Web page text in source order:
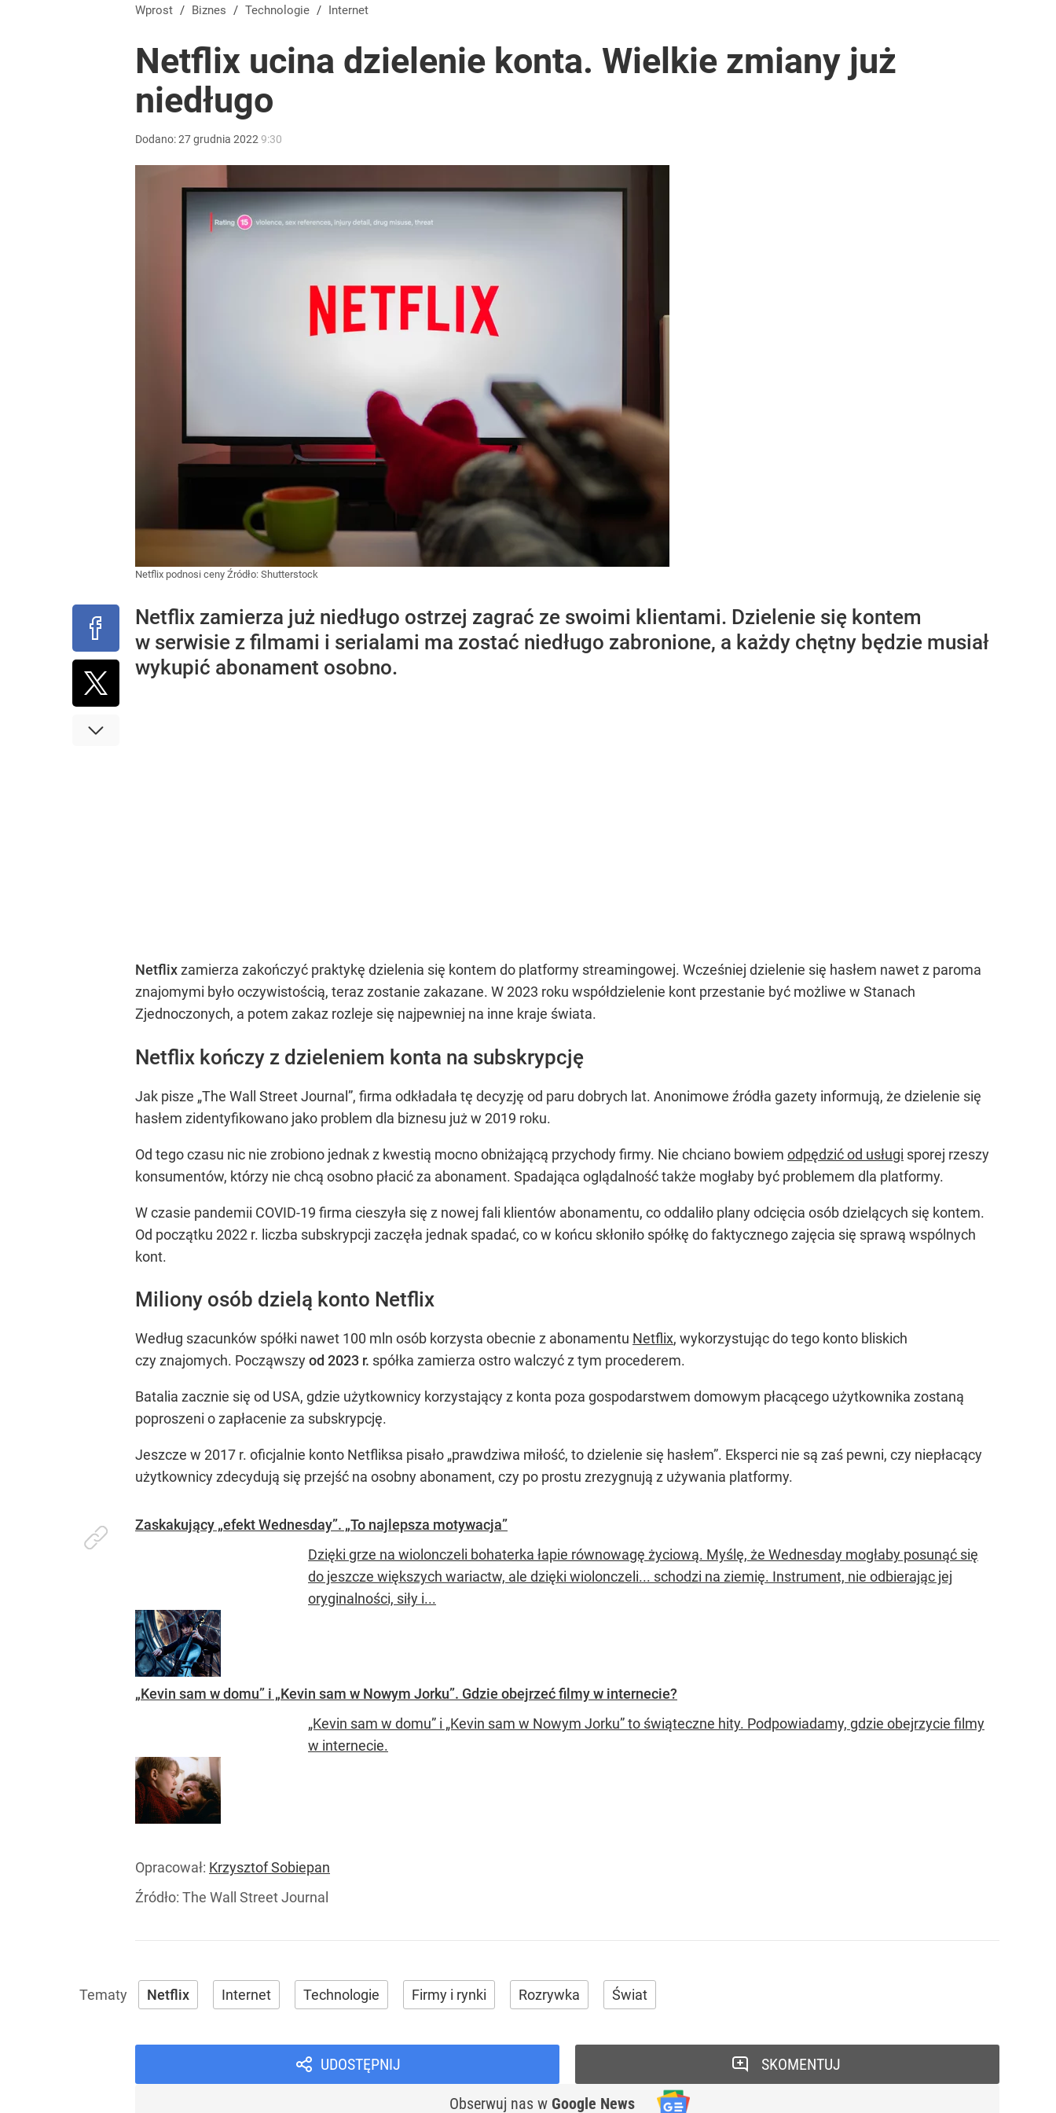
Nawrocki ma szansę na drugą kadencję? Tak ocenili go Polacy. Sondaż dla „Wprost”
Hakerzy zaatakowali Żabkę. Nietypowe okoliczności sprawy
Przełomowy wyrok sądu. Ukraina przejmie cenny obiekt z Rosji
Wprost / Biznes / Technologie / Internet
Netflix ucina dzielenie konta. Wielkie zmiany już
niedługo
Dodano:27grudnia 2022 9:30
Netflix podnosi ceny Źródło: Shutterstock
Netflix zamierza już niedługo ostrzej zagrać ze swoimi klientami. Dzielenie się kontem
w serwisie z filmami i serialami ma zostać niedługo zabronione, a każdy chętny będzie musiał
wykupić abonament osobno.
Netflixzamierza zakończyć praktykę dzielenia się kontem do platformy streamingowej. Wcześniej dzielenie się hasłem nawet z paroma
znajomymi było oczywistością, teraz zostanie zakazane. W 2023 roku współdzielenie kont przestanie być możliwe w Stanach
Zjednoczonych, a potem zakaz rozleje się najpewniej na inne kraje świata.
Netflix kończy z dzieleniem konta na subskrypcję
Jak pisze „The Wall Street Journal”, firma odkładała tę decyzję od paru dobrych lat. Anonimowe źródła gazety informują, że dzielenie się
hasłem zidentyfikowano jako problem dla biznesu już w 2019 roku.
Od tego czasu nic nie zrobiono jednak z kwestią mocno obniżającą przychody firmy. Nie chciano bowiem odpędzić od usługi sporej rzeszy
konsumentów, którzy nie chcą osobno płacić za abonament. Spadająca oglądalność także mogłaby być problemem dla platformy.
W czasie pandemii COVID-19 firma cieszyła się z nowej fali klientów abonamentu, co oddaliło plany odcięcia osób dzielących się kontem.
Od początku 2022 r. liczba subskrypcji zaczęła jednak spadać, co w końcu skłoniło spółkę do faktycznego zajęcia się sprawą wspólnych
kont.
Miliony osób dzielą konto Netflix
Według szacunków spółki nawet 100 mln osób korzysta obecnie z abonamentu Netflix, wykorzystując do tego konto bliskich
czy znajomych. Począwszyod 2023 r. spółka zamierza ostro walczyć z tym procederem.
Batalia zacznie się od USA, gdzie użytkownicy korzystający z konta poza gospodarstwem domowym płacącego użytkownika zostaną
poproszeni o zapłacenie za subskrypcję.
Jeszcze w 2017 r. oficjalnie konto Netfliksa pisało „prawdziwa miłość, to dzielenie się hasłem”. Eksperci nie są zaś pewni, czy niepłacący
użytkownicy zdecydują się przejść na osobny abonament, czy po prostu zrezygnują z używania platformy.
Zaskakujący „efekt Wednesday”. „To najlepsza motywacja”
Dzięki grze na wiolonczeli bohaterka łapie równowagę życiową. Myślę, że Wednesday mogłaby posunąć się
do jeszcze większych wariactw, ale dzięki wiolonczeli... schodzi na ziemię. Instrument, nie odbierając jej
oryginalności, siły i...
„Kevin sam w domu” i „Kevin sam w Nowym Jorku”. Gdzie obejrzeć filmy w internecie?
„Kevin sam w domu” i „Kevin sam w Nowym Jorku” to świąteczne hity. Podpowiadamy, gdzie obejrzycie filmy
w internecie.
Opracował: Krzysztof Sobiepan
Źródło: The Wall Street Journal
Netflix Internet Technologie Firmy i rynki Rozrywka Świat
UDOSTĘPNIJ
Obserwuj nas w Google News
SKOMENTUJ